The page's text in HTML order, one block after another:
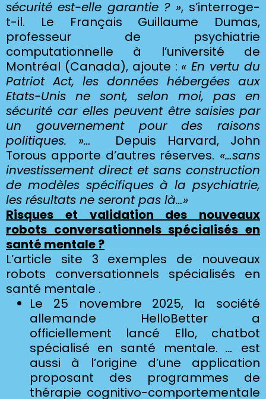
sécurité est-elle garantie ? », s’interroge-
t-il. Le Français Guillaume Dumas,
professeur de psychiatrie
computationnelle à l’université de
Montréal (Canada), ajoute : « En vertu du
Patriot Act, les données hébergées aux
Etats-Unis ne sont, selon moi, pas en
sécurité car elles peuvent être saisies par
un gouvernement pour des raisons
politiques. »… Depuis Harvard, John
Torous apporte d’autres réserves. «…sans
investissement direct et sans construction
de modèles spécifiques à la psychiatrie,
les résultats ne seront pas là…»
Risques et validation des nouveaux
robots conversationnels spécialisés en
santé mentale ?
L’article site 3 exemples de nouveaux
robots conversationnels spécialisés en
santé mentale .
Le 25 novembre 2025, la société
allemande HelloBetter a
officiellement lancé Ello, chatbot
spécialisé en santé mentale. … est
aussi à l’origine d’une application
proposant des programmes de
thérapie cognitivo-comportementale